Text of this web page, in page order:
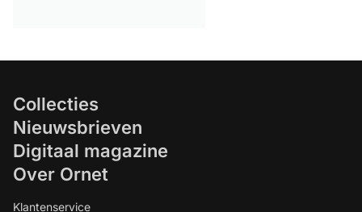
Collecties
Nieuwsbrieven
Digitaal magazine
Over Ornet
Klantenservice